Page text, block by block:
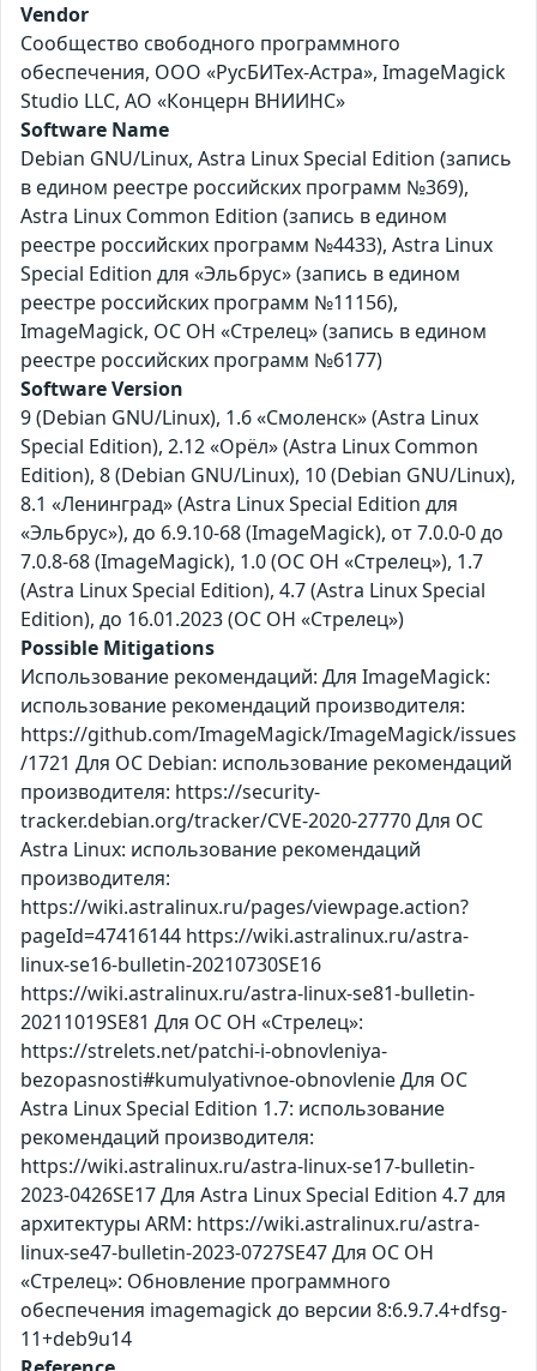
Vendor
Сообщество свободного программного
обеспечения, ООО «РусБИТех-Астра», ImageMagick
Studio LLC, АО «Концерн ВНИИНС»
Software Name
Debian GNU/Linux, Astra Linux Special Edition (запись
в едином реестре российских программ №369),
Astra Linux Common Edition (запись в едином
реестре российских программ №4433), Astra Linux
Special Edition для «Эльбрус» (запись в едином
реестре российских программ №11156),
ImageMagick, ОС ОН «Стрелец» (запись в едином
реестре российских программ №6177)
Software Version
9 (Debian GNU/Linux), 1.6 «Смоленск» (Astra Linux
Special Edition), 2.12 «Орёл» (Astra Linux Common
Edition), 8 (Debian GNU/Linux), 10 (Debian GNU/Linux),
8.1 «Ленинград» (Astra Linux Special Edition для
«Эльбрус»), до 6.9.10-68 (ImageMagick), от 7.0.0-0 до
7.0.8-68 (ImageMagick), 1.0 (ОС ОН «Стрелец»), 1.7
(Astra Linux Special Edition), 4.7 (Astra Linux Special
Edition), до 16.01.2023 (ОС ОН «Стрелец»)
Possible Mitigations
Использование рекомендаций: Для ImageMagick:
использование рекомендаций производителя:
https://github.com/ImageMagick/ImageMagick/issues
/1721 Для ОС Debian: использование рекомендаций
производителя: https://security-
tracker.debian.org/tracker/CVE-2020-27770 Для ОС
Astra Linux: использование рекомендаций
производителя:
https://wiki.astralinux.ru/pages/viewpage.action?
pageId=47416144 https://wiki.astralinux.ru/astra-
linux-se16-bulletin-20210730SE16
https://wiki.astralinux.ru/astra-linux-se81-bulletin-
20211019SE81 Для ОС ОН «Стрелец»:
https://strelets.net/patchi-i-obnovleniya-
bezopasnosti#kumulyativnoe-obnovlenie Для ОС
Astra Linux Special Edition 1.7: использование
рекомендаций производителя:
https://wiki.astralinux.ru/astra-linux-se17-bulletin-
2023-0426SE17 Для Astra Linux Special Edition 4.7 для
архитектуры ARM: https://wiki.astralinux.ru/astra-
linux-se47-bulletin-2023-0727SE47 Для ОС ОН
«Стрелец»: Обновление программного
обеспечения imagemagick до версии 8:6.9.7.4+dfsg-
11+deb9u14